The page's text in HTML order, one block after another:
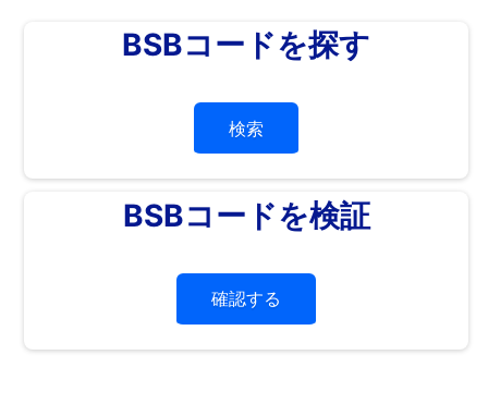
BSBコードを探す
検索
BSBコードを検証
確認する